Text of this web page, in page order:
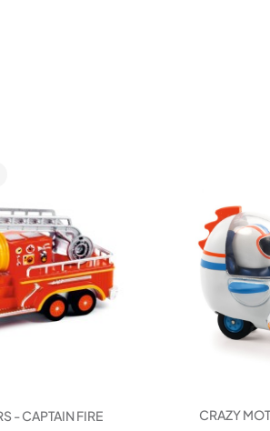
- CAPTAIN FIRE CRAZY